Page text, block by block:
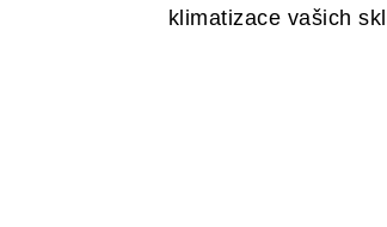
klimatizace vašich